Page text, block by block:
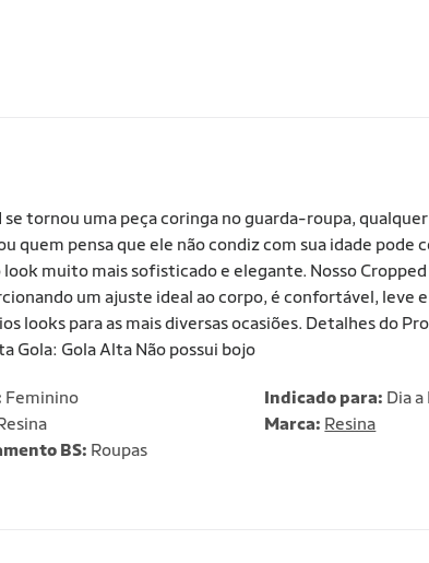
tornou uma peça coringa no guarda-roupa, qualquer
quem pensa que ele não condiz com sua idade pode
muito mais sofisticado e elegante. Nosso
um ajuste ideal ao corpo, é confortável, leve e
looks para as mais diversas ocasiões. Detalhes do
Gola: Gola Alta Não possui bojo
Feminino
BS: Roupas
Indicado para: Dia a
Marca: Resina